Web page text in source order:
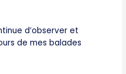
d’observer et
de mes balades